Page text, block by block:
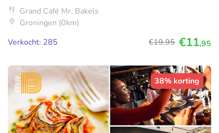
Grand Café Mr. Bakels
Groningen (0km)
Verkocht: 285
€19,95 €11,95
38% korting